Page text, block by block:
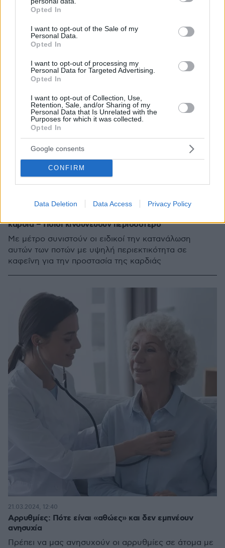
grant or deny consent to Google and its third-party tags to
use your data for below specified purposes in below Google
consent section.
Opted In
I want to opt-out of the Sale of my
Personal Data.
Opted In
I want to opt-out of processing my
Personal Data for Targeted Advertising.
Opted In
I want to opt-out of Collection, Use,
Retention, Sale, and/or Sharing of my
Personal Data that Is Unrelated with the
Purposes for which it was collected.
Opted In
Google consents
CONFIRM
Data Deletion Data Access Privacy Policy
καρδιά – Ποιοι κινδυνεύουν περισσότερο
Με μέτρο συνιστούν οι ειδικοί την κατανάλωση
αυτών των ποτών με υψηλή περιεκτικότητα σε
καφεΐνη για την προστασία της καρδιάς
10.06.2024, 09:15
Αρρυθμίες: Πότε είναι «αθώες» και δεν εμπνέουν
ανησυχία
Πρέπει να μας ανησυχούν οι αρρυθμίες σε άτομα με
21.03.2024, 12:40